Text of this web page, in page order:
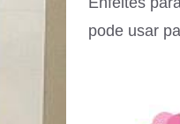
pode usar